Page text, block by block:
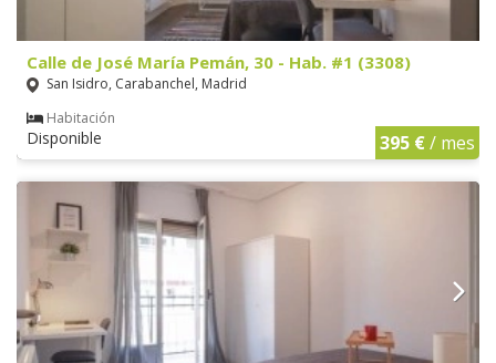
Calle de José María Pemán, 30 - Hab. #1 (3308)
San Isidro, Carabanchel, Madrid
Habitación
Disponible 395 €/ mes